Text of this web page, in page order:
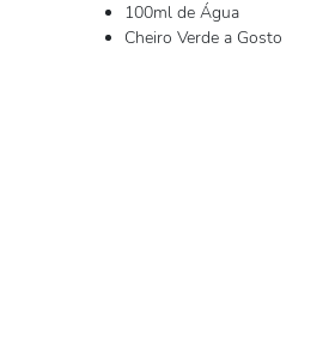
100ml de Água
Cheiro Verde a Gosto